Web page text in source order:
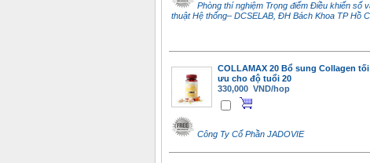
Phòng thí nghiệm Trọng điểm Điều khiển số
thuật Hệ thống– DCSELAB, ĐH Bách Khoa TP Hồ
COLLAMAX 20 Bổ sung Collagen tối
ưu cho độ tuổi 20
330,000 VND/hop
Công Ty Cổ Phần JADOVIE